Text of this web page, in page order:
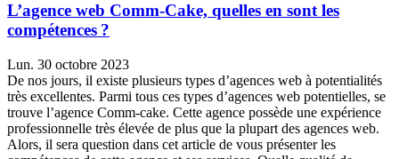
L’agence web Comm-Cake, quelles en sont les
compétences ?
Lun. 30 octobre 2023
De nos jours, il existe plusieurs types d’agences web à potentialités
très excellentes. Parmi tous ces types d’agences web potentielles, se
trouve l’agence Comm-cake. Cette agence possède une expérience
professionnelle très élevée de plus que la plupart des agences web.
Alors, il sera question dans cet article de vous présenter les